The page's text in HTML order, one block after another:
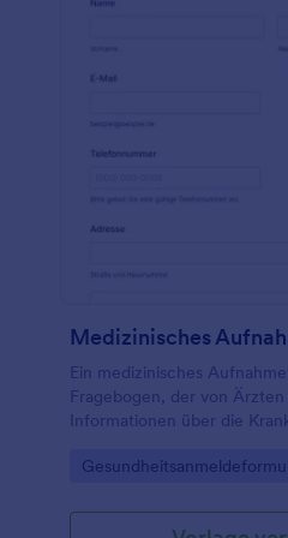
dieses Aufnahmeformular
es kann in Ihre Website
Medizinisches
Ein medizinisches
Fragebogen, der von
Informationen über die
Go to Category: